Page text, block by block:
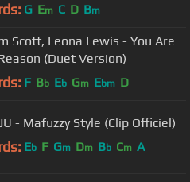
G Em C D Bm
Scott, Leona Lewis - You Are
(Duet Version)
F Bb Eb Gm Ebm D
- Mafuzzy Style (Clip Officiel)
Eb F Gm Dm Bb Cm A